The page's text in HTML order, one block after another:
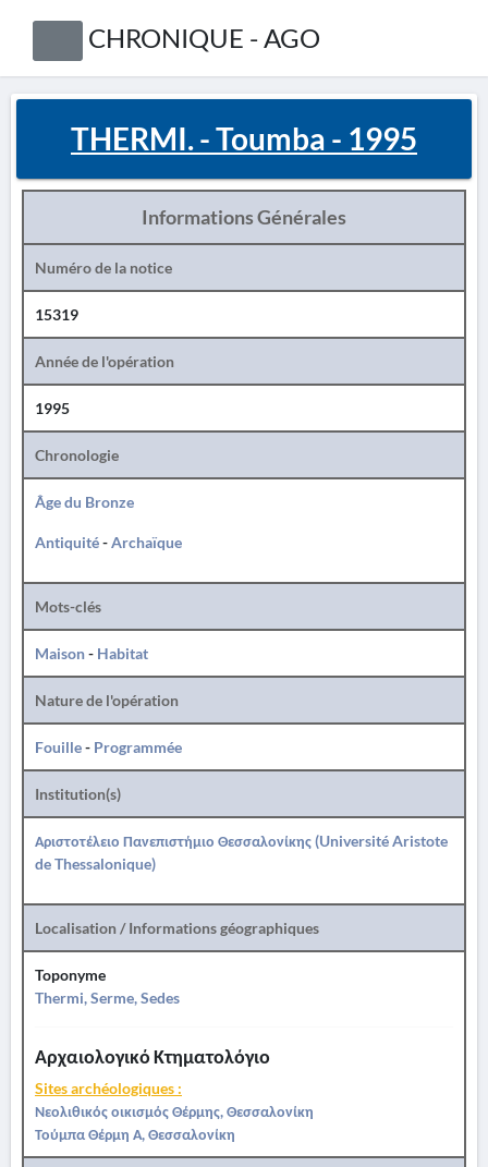
CHRONIQUE - AGO
THERMI. - Toumba - 1995
Informations Générales
Numéro de la notice
15319
Année de l'opération
1995
Chronologie
Âge du Bronze
Antiquité-Archaïque
Mots-clés
Maison- Habitat
Nature de l'opération
Fouille- Programmée
Institution(s)
Αριστοτέλειο Πανεπιστήμιο Θεσσαλονίκης (Université Aristote
de Thessalonique)
Localisation / Informations géographiques
Toponyme
Thermi, Serme, Sedes
Αρχαιολογικό Κτηματολόγιο
Sites archéologiques :
Νεολιθικός οικισμός Θέρμης, Θεσσαλονίκη
Τούμπα Θέρμη Α, Θεσσαλονίκη